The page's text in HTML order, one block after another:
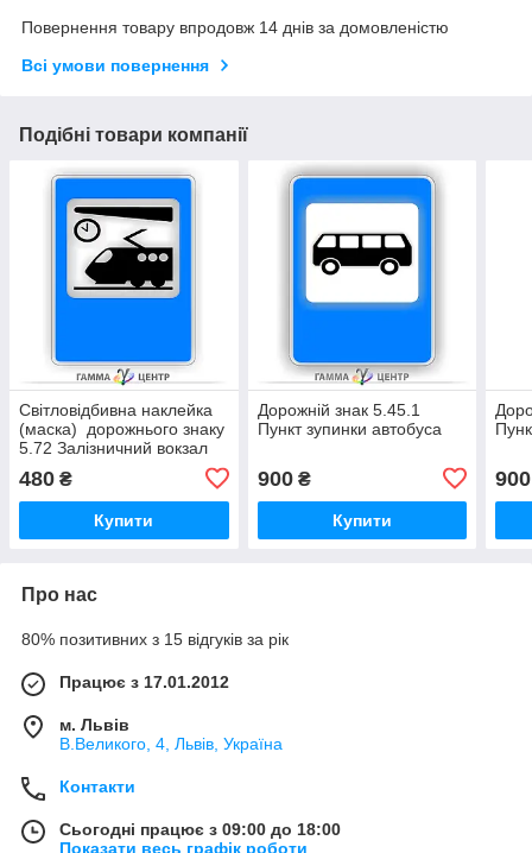
Повернення товару впродовж 14 днів за домовленістю
Всі умови повернення
Подібні товари компанії
Світловідбивна наклейка
(маска) дорожнього знаку
5.72 Залізничний вокзал
480 ₴
Купити
Дорожній знак 5.45.1
Пункт зупинки автобуса
900₴
Купити
900
Про нас
80% позитивних з 15 відгуків за рік
Працює з 17.01.2012
м. Львів
В.Великого, 4, Львів, Україна
Контакти
Сьогодні працює з 09:00 до 18:00
Показати весь графік роботи